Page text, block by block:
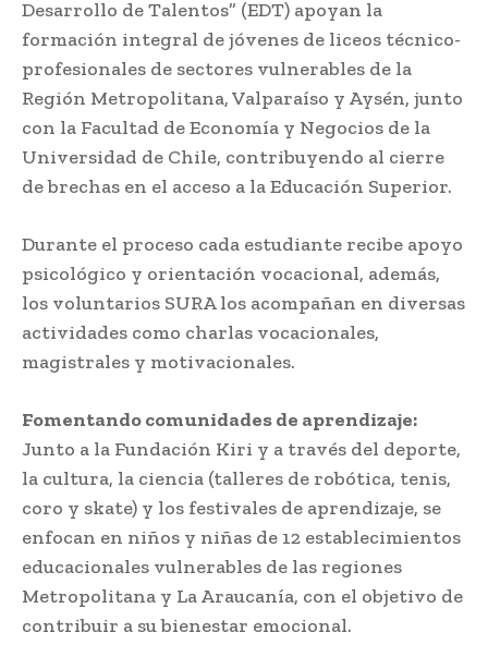
Desarrollo de Talentos” (EDT) apoyan la
formación integral de jóvenes de liceos técnico-
profesionales de sectores vulnerables de la
Región Metropolitana, Valparaíso y Aysén, junto
con la Facultad de Economía y Negocios de la
Universidad de Chile, contribuyendo al cierre
de brechas en el acceso a la Educación Superior.
Durante el proceso cada estudiante recibe apoyo
psicológico y orientación vocacional, además,
los voluntarios SURA los acompañan en diversas
actividades como charlas vocacionales,
magistrales y motivacionales.
Fomentando comunidades de aprendizaje:
Junto a la Fundación Kiri y a través del deporte,
la cultura, la ciencia (talleres de robótica, tenis,
coro y skate) y los festivales de aprendizaje, se
enfocan en niños y niñas de 12 establecimientos
educacionales vulnerables de las regiones
Metropolitana y La Araucanía, con el objetivo de
contribuir a su bienestar emocional.